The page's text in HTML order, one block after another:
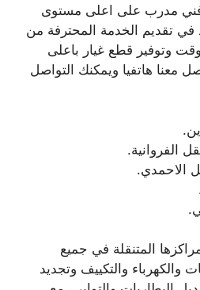
مدرب على اعلى مستوى
في تقديم الخدمة المحترفة من
وتوفير قطع غيار باعلى
معنا هاتفيا ويمكنك التواصل
الفروانية.
الاحمدي.
المتنقلة في جميع
والكهرباء والتكييف وتجديد